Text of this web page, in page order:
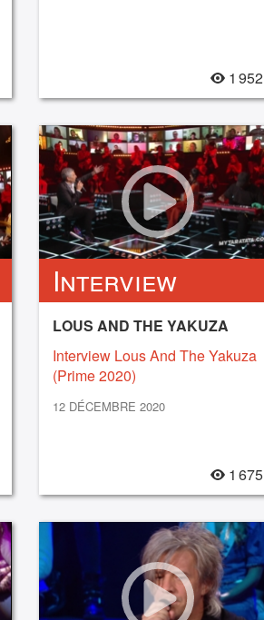
1 952
Interview
LOUS AND THE YAKUZA
Interview Lous And The Yakuza
(Prime 2020)
12 DÉCEMBRE 2020
1 675